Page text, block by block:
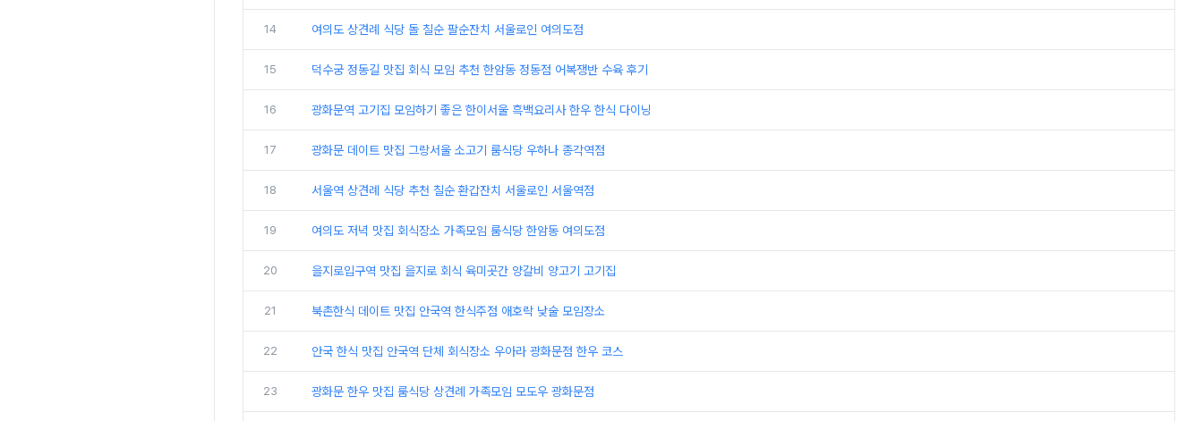
14 여의도 상견례 식당 돌 칠순 팔순잔치 서울로인 여의도점
15 덕수궁 정동길 맛집 회식 모임 추천 한암동 정동점 어복쟁반 수육 후기
16 광화문역 고기집 모임하기 좋은 한이서울 흑백요리사 한우 한식 다이닝
17 광화문 데이트 맛집 그랑서울 소고기 룸식당 우하나 종각역점
18 서울역 상견례 식당 추천 칠순 환갑잔치 서울로인 서울역점
19 여의도 저녁 맛집 회식장소 가족모임 룸식당 한암동 여의도점
20 을지로입구역 맛집 을지로 회식 육미곳간 양갈비 양고기 고기집
21 북촌한식 데이트 맛집 안국역 한식주점 애호락 낮술 모임장소
22 안국 한식 맛집 안국역 단체 회식장소 우아라 광화문점 한우 코스
23 광화문 한우 맛집 룸식당 상견례 가족모임 모도우 광화문점